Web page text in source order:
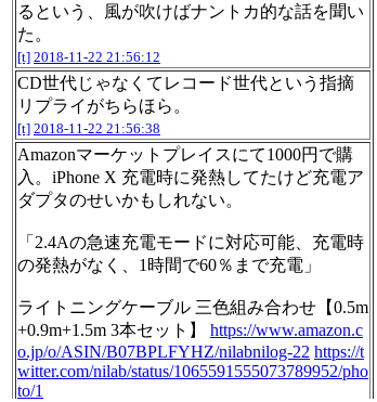
るという、風が吹けばナントカ的な話を聞い
た。
[t] 2018-11-22 21:56:12
CD世代じゃなくてレコード世代という指摘
リプライがちらほら。
[t] 2018-11-22 21:56:38
Amazonマーケットプレイスにて1000円で購
入。iPhone X 充電時に発熱してたけど充電ア
ダプタのせいかもしれない。
「2.4Aの急速充電モードに対応可能、充電時
の発熱がなく、1時間で60％まで充電」
ライトニングケーブル 三色組み合わせ【0.5m
+0.9m+1.5m 3本セット】 https://www.amazon.c
o.jp/o/ASIN/B07BPLFYHZ/nilabnilog-22 https://t
witter.com/nilab/status/1065591555073789952/pho
to/1